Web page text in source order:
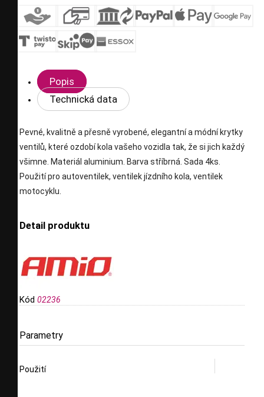
Popis
Technická data
Pevné, kvalitně a přesně vyrobené, elegantní a módní krytky
ventilů, které ozdobí kola vašeho vozidla tak, že si jich každý
všimne. Materiál aluminium. Barva stříbrná. Sada 4ks.
Použití pro autoventilek, ventilek jízdního kola, ventilek
motocyklu.
Detail produktu
Kód 02236
Parametry
Použití